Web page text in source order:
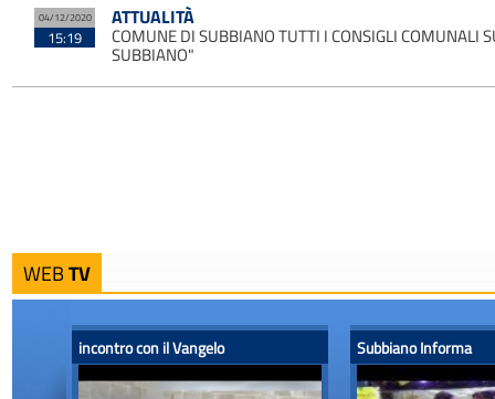
04/12/2020
15:19
ATTUALITÀ
COMUNE DI SUBBIANO TUTTI I CONSIGLI COMUNALI
SUBBIANO"
WEBTV
incontro con il Vangelo Subbiano Informa